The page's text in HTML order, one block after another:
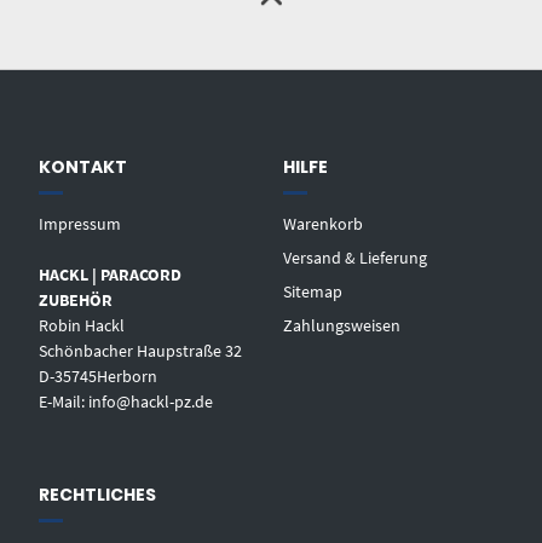
KONTAKT
Impressum
HACKL | PARACORD
ZUBEHÖR
Robin Hackl
Schönbacher Haupstraße 32
D-35745Herborn
E-Mail: info@hackl-pz.de
HILFE
Warenkorb
Versand & Lieferung
Sitemap
Zahlungsweisen
RECHTLICHES